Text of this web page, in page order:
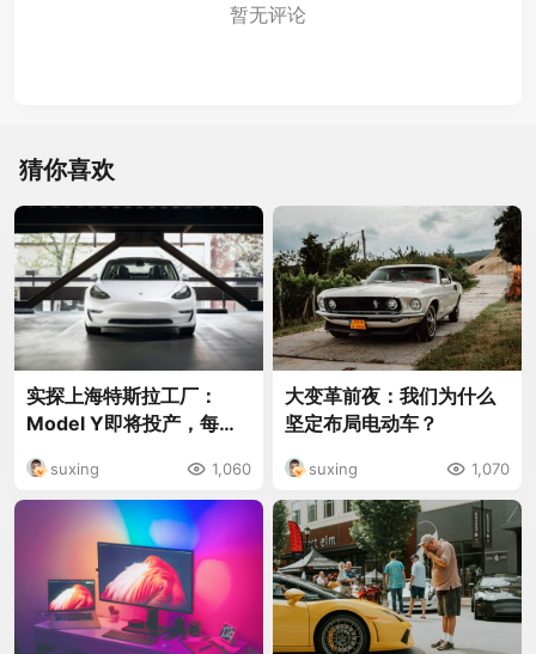
暂无评论
猜你喜欢
实探上海特斯拉工厂：
Model Y即将投产，每周
suxing 1,060
大变革前夜：我们为什么
坚定布局电动车？
suxing 1,070